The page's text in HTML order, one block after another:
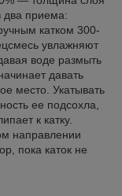
два приема:
катком 300-
увлажняют
воде размыть
давать
место. Укатывать
ее подсохла,
к катку.
направлении
пока каток не